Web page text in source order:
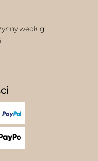
według